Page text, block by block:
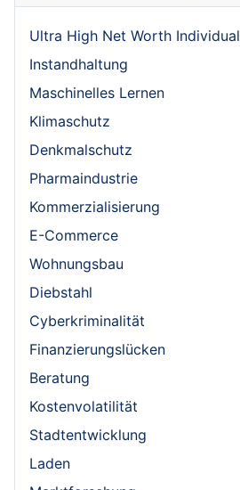
Ultra High Net Worth Individual
Instandhaltung
Maschinelles Lernen
Klimaschutz
Denkmalschutz
Pharmaindustrie
Kommerzialisierung
E-Commerce
Wohnungsbau
Diebstahl
Cyberkriminalität
Finanzierungslücken
Beratung
Kostenvolatilität
Stadtentwicklung
Laden